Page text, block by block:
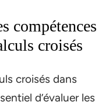
compétences
croisés
croisés dans
d’évaluer les